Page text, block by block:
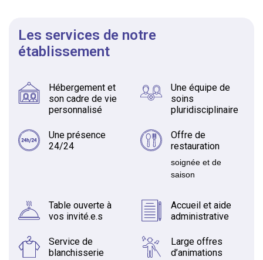
Les services de notre
établissement
Hébergement et
son cadre de vie
personnalisé
Une équipe de
soins
pluridisciplinaire
Une présence
24/24
Offre de
restauration
soignée et de
saison
Table ouverte à
vos invité.e.s
Accueil et aide
administrative
Service de
blanchisserie
Large offres
d’animations